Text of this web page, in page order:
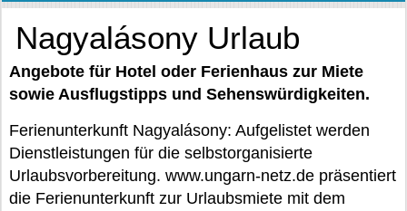
Nagyalásony Urlaub
Angebote für Hotel oder Ferienhaus zur Miete
sowie Ausflugstipps und Sehenswürdigkeiten.
Ferienunterkunft Nagyalásony: Aufgelistet werden
Dienstleistungen für die selbstorganisierte
Urlaubsvorbereitung. www.ungarn-netz.de präsentiert
die Ferienunterkunft zur Urlaubsmiete mit dem